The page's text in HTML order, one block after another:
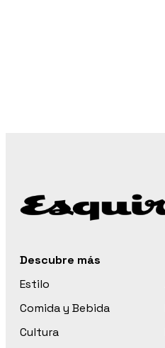
Descubre más
Estilo
Comida y Bebida
Cultura